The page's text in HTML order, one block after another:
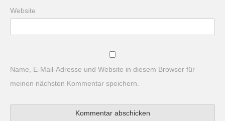
Website
Name, E-Mail-Adresse und Website in diesem Browser für
meinen nächsten Kommentar speichern.